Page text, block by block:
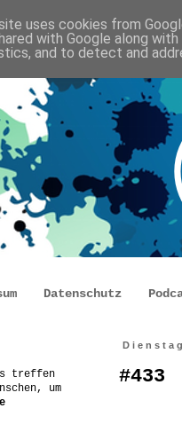
Datenschutz
#433
treffen
um
uses cookies from
with Google along
and to detect and